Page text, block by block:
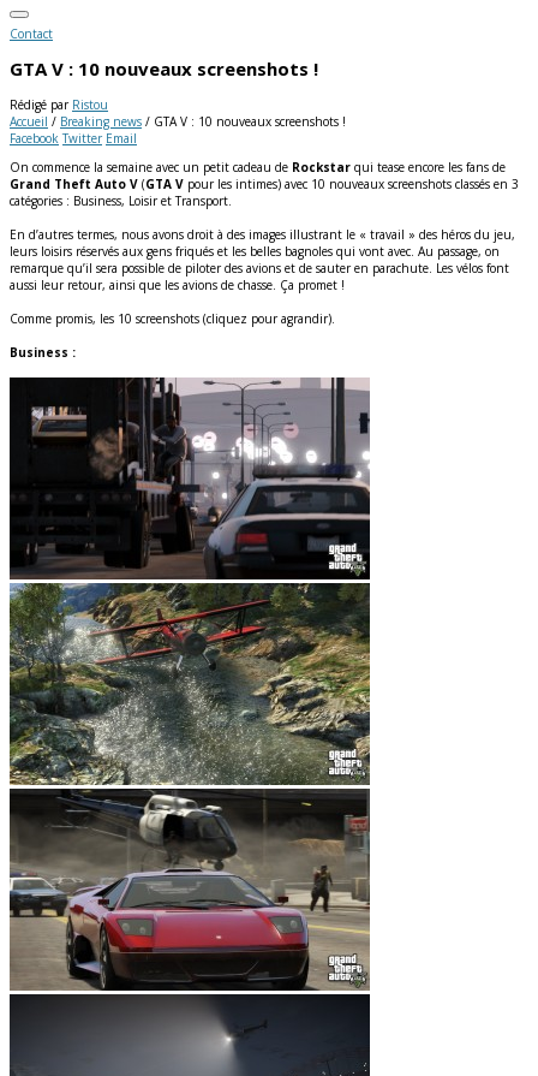
Contact
GTA V : 10 nouveaux screenshots !
Rédigé par Ristou
Accueil / Breaking news / GTA V : 10 nouveaux screenshots !
Facebook Twitter Email
On commence la semaine avec un petit cadeau de Rockstar qui tease encore les fans de
Grand Theft Auto V (GTA V pour les intimes) avec 10 nouveaux screenshots classés en 3
catégories : Business, Loisir et Transport.
En d’autres termes, nous avons droit à des images illustrant le « travail » des héros du jeu,
leurs loisirs réservés aux gens friqués et les belles bagnoles qui vont avec. Au passage, on
remarque qu’il sera possible de piloter des avions et de sauter en parachute. Les vélos font
aussi leur retour, ainsi que les avions de chasse. Ça promet !
Comme promis, les 10 screenshots (cliquez pour agrandir).
Business :